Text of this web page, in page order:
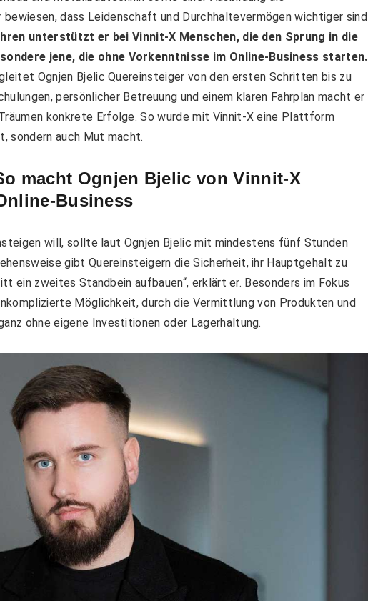
dass Leidenschaft und Durchhaltevermögen wichtiger sind
unterstützt er bei Vinnit-X Menschen, die den Sprung in die
jene, die ohne Vorkenntnisse im Online-Business starten.
Ognjen Bjelic Quereinsteiger von den ersten Schritten bis zu
persönlicher Betreuung und einem klaren Fahrplan macht er
konkrete Erfolge. So wurde mit Vinnit-X eine Plattform
sondern auch Mut macht.
macht Ognjen Bjelic von Vinnit-X
Business
will, sollte laut Ognjen Bjelic mit mindestens fünf Stunden
gibt Quereinsteigern die Sicherheit, ihr Hauptgehalt zu
ein zweites Standbein aufbauen“, erklärt er. Besonders im Fokus
Möglichkeit, durch die Vermittlung von Produkten und
ohne eigene Investitionen oder Lagerhaltung.